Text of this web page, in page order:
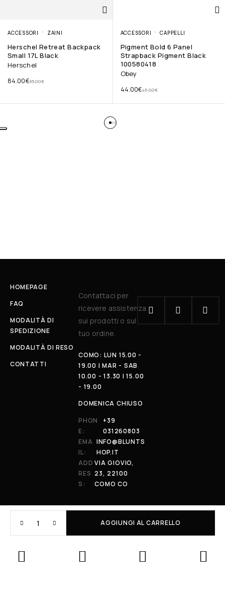
AGGIUNGI AL CARRELLO
ACCESSORI ZAINI
Herschel Retreat Backpack
Small 17L Black
Herschel
85.00€
84.00€
ACCESSORI CAPPELLI
Pigment Bold 6 Panel
Strapback Pigment Black
100580418
Obey
45.00€
44.00€
HOMEPAGE
FAQ
MODALITÀ DI
SPEDIZIONE
MODALITÀ DI RESO
CONTATTI
Contattaci per
ricevere assistenza
sui prodotti o sul
tuo ordine.
COMO: LUN 15.00 -
19.00 | MAR - SAB
10.00 - 13.30 | 15.00
- 19.00
DOMENICA CHIUSO
PHON
E:
+39
031260803
EMA
IL:
INFO@BLUNTS
HOP.IT
ADD
RES
S:
VIA GIOVIO,
23, 22100
COMO CO
01848590038